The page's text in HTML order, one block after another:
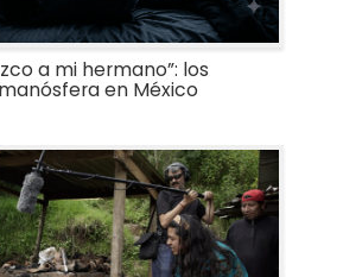
a mi hermano”: los
en México